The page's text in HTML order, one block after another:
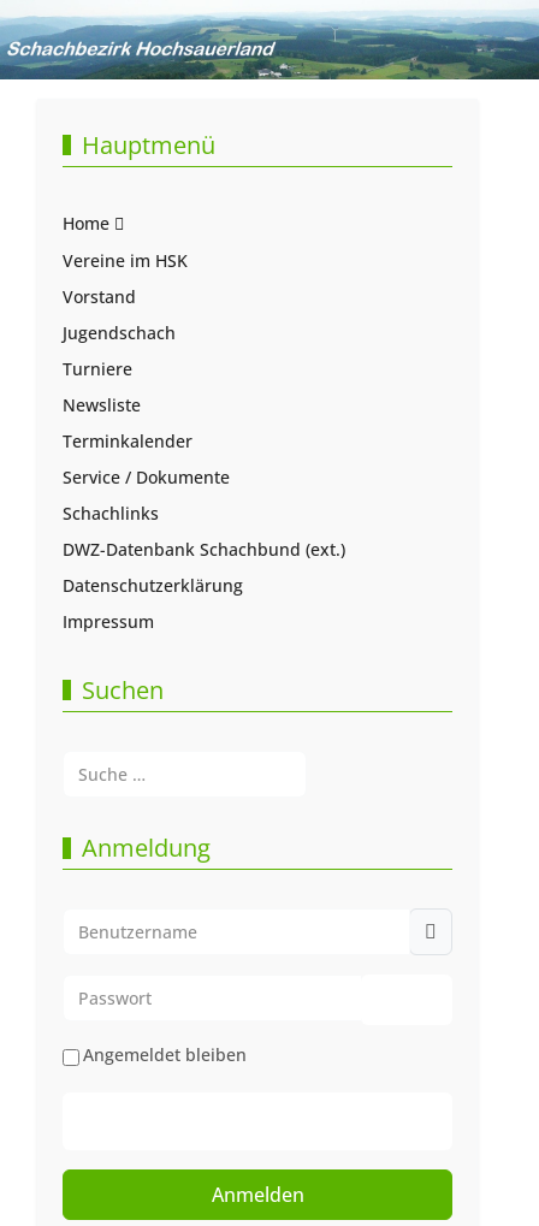
Hauptmenü
Home
Vereine im HSK
Vorstand
Jugendschach
Turniere
Newsliste
Terminkalender
Service / Dokumente
Schachlinks
DWZ-Datenbank Schachbund (ext.)
Datenschutzerklärung
Impressum
Suchen
Anmeldung
Angemeldet bleiben
Anmelden